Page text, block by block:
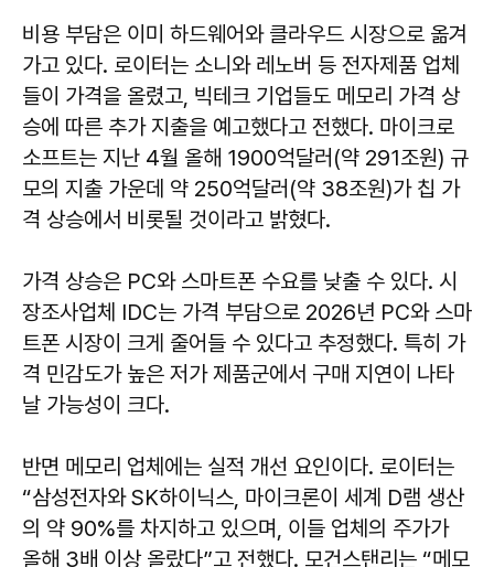
비용 부담은 이미 하드웨어와 클라우드 시장으로 옮겨
가고 있다. 로이터는 소니와 레노버 등 전자제품 업체
들이 가격을 올렸고, 빅테크 기업들도 메모리 가격 상
승에 따른 추가 지출을 예고했다고 전했다. 마이크로
소프트는 지난 4월 올해 1900억달러(약 291조원) 규
모의 지출 가운데 약 250억달러(약 38조원)가 칩 가
격 상승에서 비롯될 것이라고 밝혔다.
가격 상승은 PC와 스마트폰 수요를 낮출 수 있다. 시
장조사업체 IDC는 가격 부담으로 2026년 PC와 스마
트폰 시장이 크게 줄어들 수 있다고 추정했다. 특히 가
격 민감도가 높은 저가 제품군에서 구매 지연이 나타
날 가능성이 크다.
반면 메모리 업체에는 실적 개선 요인이다. 로이터는
“삼성전자와 SK하이닉스, 마이크론이 세계 D램 생산
의 약 90%를 차지하고 있으며, 이들 업체의 주가가
올해 3배 이상 올랐다”고 전했다. 모건스탠리는 “메모